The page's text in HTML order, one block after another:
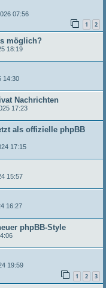
07:56
1 2
möglich?
18:19
14:30
Nachrichten
17:23
als offizielle phpBB
17:15
15:57
16:27
phpBB-Style
19:59
1 2 3